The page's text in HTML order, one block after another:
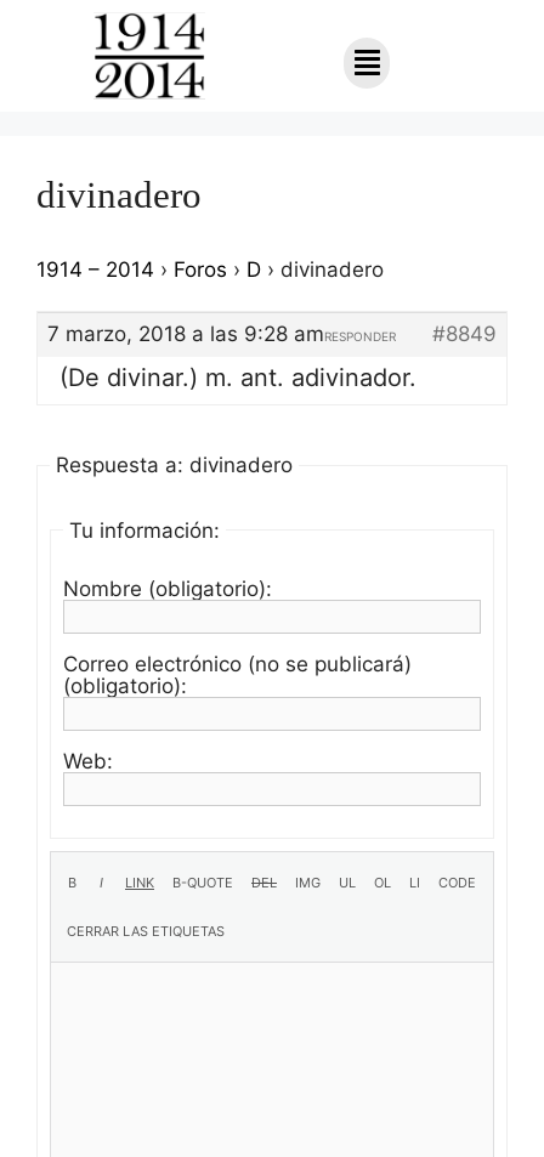
divinadero
1914 – 2014 › Foros › D › divinadero
7 marzo, 2018 a las 9:28 am #8849
RESPONDER
(De divinar.) m. ant. adivinador.
Respuesta a: divinadero
Tu información:
Nombre (obligatorio):
Correo electrónico (no se publicará)
(obligatorio):
Web: